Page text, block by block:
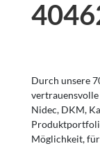
Durch unsere
Nidec, DKM,
Möglichkeit,